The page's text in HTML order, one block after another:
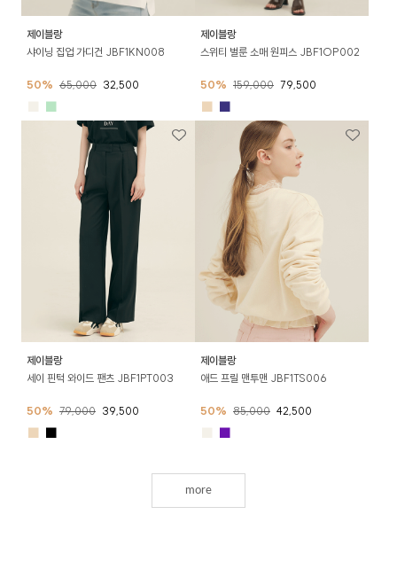
제이블랑
샤이닝 집업 가디건 JBF1KN008
50% 65,000 32,500
■
제이블랑
스위티 벌룬 소매 원피스 JBF1OP002
50% 159,000 79,500
■ ■
제이블랑
세이 핀턱 와이드 팬츠 JBF1PT003
50% 79,000 39,500
■ ■
제이블랑
애드 프릴 맨투맨 JBF1TS006
50% 85,000 42,500
■
more